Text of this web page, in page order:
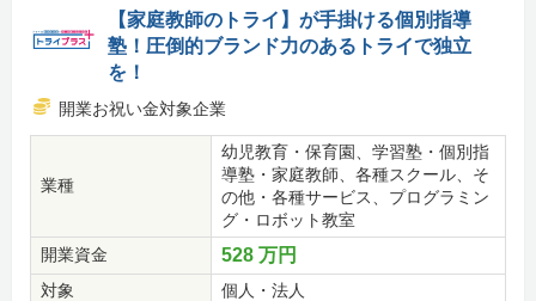
【家庭教師のトライ】が手掛ける個別指導
塾！圧倒的ブランド力のあるトライで独立
を！
開業お祝い金対象企業
業種
幼児教育・保育園、学習塾・個別指
導塾・家庭教師、各種スクール、そ
の他・各種サービス、プログラミン
グ・ロボット教室
開業資金
528 万円
対象 個人・法人